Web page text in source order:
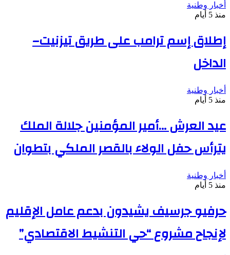
أخبار وطنية
منذ 5 أيام
إطلاق إسم ترامب على طريق تيزنيت–
الداخل
أخبار وطنية
منذ 5 أيام
عيد العرش …أمير المؤمنين جلالة الملك
يترأس حفل الولاء بالقصر الملكي بتطوان
أخبار وطنية
منذ 5 أيام
حرفيو جرسيف يشيدون بدعم عامل الإقليم
لإنجاح مشروع “حي التنشيط الاقتصادي”